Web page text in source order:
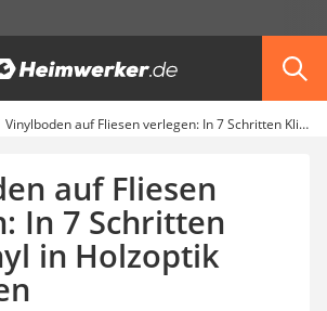
außen
Vinylboden auf Fliesen verlegen: In 7 Schritten Klick-Vinyl in Holzoptik anbringen
auf Fliesen
In 7 Schritten
in Holzoptik